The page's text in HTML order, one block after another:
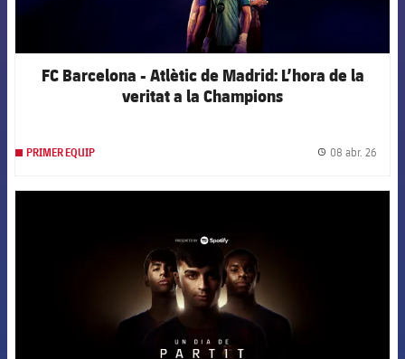
FC Barcelona - Atlètic de Madrid: L’hora de la
veritat a la Champions
PRIMER EQUIP 08 abr. 26